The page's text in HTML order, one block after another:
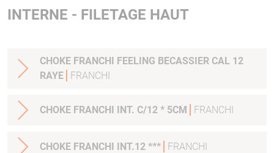
INTERNE - FILETAGE HAUT
CHOKE FRANCHI FEELING BECASSIER CAL 12
RAYE
FRANCHI
CHOKE FRANCHI INT. C/12 * 5CM FRANCHI
CHOKE FRANCHI INT.12 *** FRANCHI